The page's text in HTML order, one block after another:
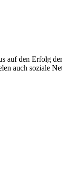
auf den Erfolg
auch soziale